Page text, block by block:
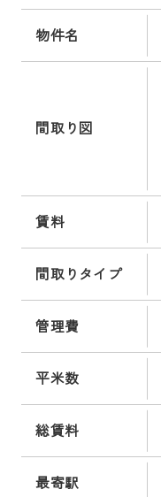
物件名
間取り図
賃料
間取りタイプ
管理費
平米数
総賃料
最寄駅